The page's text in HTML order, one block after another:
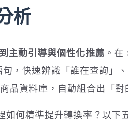
析
主動引導與個性化推薦 。
，快速辨識「誰在查詢」
品資料庫，自動組合出「
何精準提升轉換率？以下